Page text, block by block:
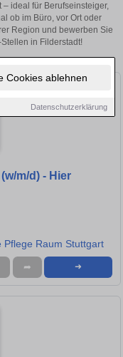
Cookies ablehnen
Datenschutzerklärung
ideal für Berufseinsteiger,
ob im Büro, vor Ort oder
Region und bewerben Sie
in Filderstadt!
m/d) - Hier
Pflege Raum Stuttgart
➦ ➜